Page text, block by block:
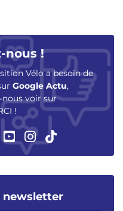
nous !
Vélo a besoin de
Google Actu,
nous voir sur
!
newsletter